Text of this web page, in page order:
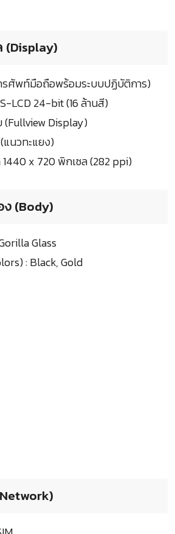
(Display)
รศัพท์มือถือพร้อมระบบปฏิบัติการ)
LCD 24-bit (16 ล้านสี)
(Fullview Display)
แนวทะแยง)
1440 x 720 พิกเซล (282 ppi)
ง (Body)
Glass
: Black, Gold